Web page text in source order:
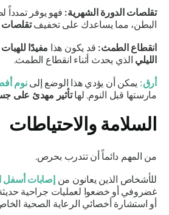
تقلصات الدورة الشهرية:فهو يوفر تمدداً
البطن، مما يساعدك على تخفيف تقلصات
انقطاع الطمث:قد يكون هذامفيدًا للهبات
الليليالذي يحدث أثناء انقطاع الطمث.
أرق:يمكن أن يؤدي هذا الوضع إلى نوم
مارستها قبل النوم. لهاتأثير مهدئ على
السلامة والاحتياطات
من المهم دائماً أن تتدرب بحرص.
للأشخاص الذين يعانون منإصابات أسفل
غضروفي أو خضعوا لعمليات جراحية
أو استشارة أخصائي الرعاية الصحية